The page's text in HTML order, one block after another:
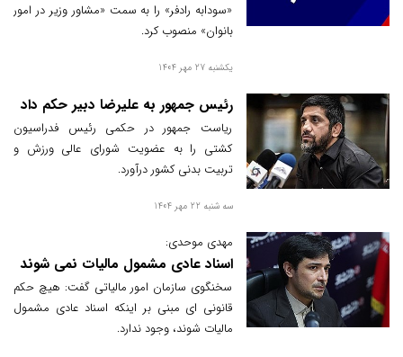
«سودابه رادفر» را به سمت «مشاور وزیر در امور
بانوان» منصوب کرد.
یکشنبه 27 مهر 1404
رئیس جمهور به علیرضا دبیر حکم داد
ریاست جمهور در حکمی رئیس فدراسیون
کشتی را به عضویت شورای عالی ورزش و
تربیت بدنی کشور درآورد.
سه شنبه 22 مهر 1404
مهدی موحدی:
اسناد عادی مشمول مالیات نمی شوند
سخنگوی سازمان امور مالیاتی گفت: هیچ حکم
قانونی ای مبنی بر اینکه اسناد عادی مشمول
مالیات شوند، وجود ندارد.